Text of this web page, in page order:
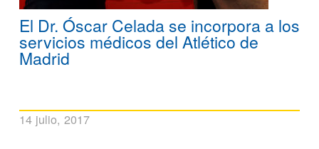
El Dr. Óscar Celada se incorpora a los
servicios médicos del Atlético de
Madrid
14 julio, 2017